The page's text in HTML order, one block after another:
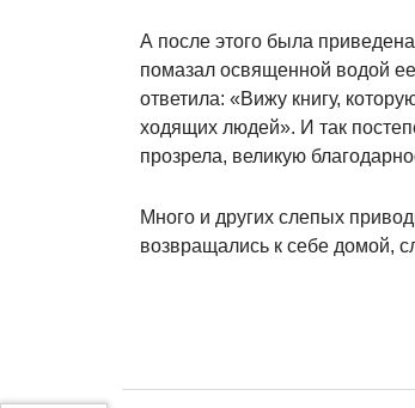
А после этого была
помазал освященной водой
ответила: «Вижу книгу,
ходящих людей». И так
прозрела, великую
Много и других слепых
возвращались к себе домой,